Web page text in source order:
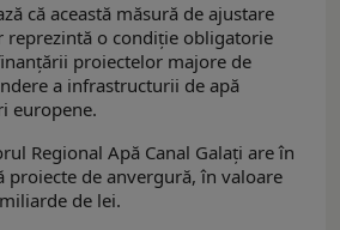
că această măsură de ajustare
reprezintă o condiție obligatorie
proiectelor majore de
a infrastructurii de apă
europene.
Regional Apă Canal Galați are în
proiecte de anvergură, în valoare
de lei.